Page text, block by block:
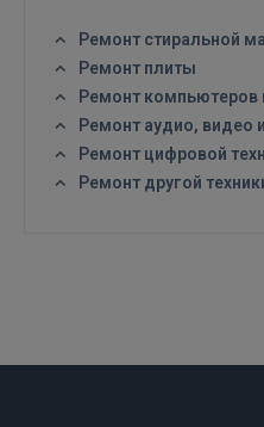
Войти
Ремонт стиральной
Ремонт плиты
Ремонт компьютеров
Ремонт аудио, видео
Ремонт цифровой
Ремонт другой